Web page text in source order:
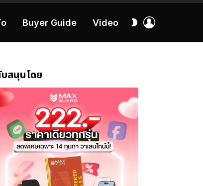
Buyer Guide Video
สลับ
สนุนโดย